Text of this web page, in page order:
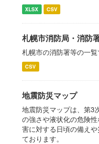
XLSX CSV
札幌市消防局・消防
札幌市の消防署等の一覧
CSV
地震防災マップ
地震防災マップは、第3
の強さや液状化の危険
害に対する日頃の備え
ております。